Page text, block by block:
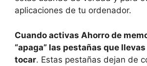
aplicaciones de tu ordenador.
Cuando activas Ahorro de
“apaga” las pestañas que
tocar. Estas pestañas dejan de